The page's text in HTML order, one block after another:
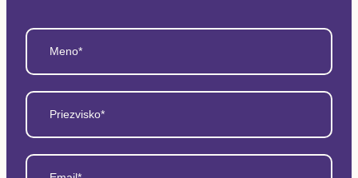
Meno*
Priezvisko*